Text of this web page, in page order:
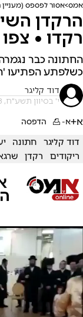
אמס אסור לפספס
הרקדן
רקדו • צפו
החתונה כבר
כשלפתע הפתיעו
דוד קליגר
י' בסיוון תשע"ח, 24/05/18 16:33
א+א- הדפסה
דוד קליגר חתונה
ריקודים
רקדן